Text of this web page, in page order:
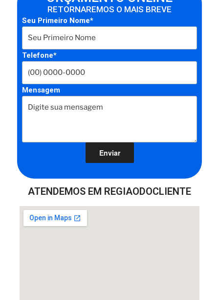
RETORNAREMOS O MAIS BREVE
Seu Primeiro Nome*
Telefone*
Mensagem
ATENDEMOS EM REGIAODOCLIENTE